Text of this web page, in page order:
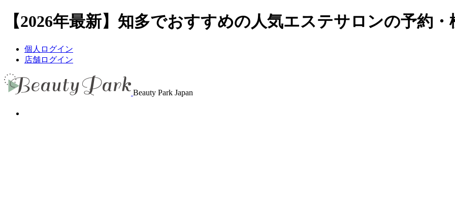
【2026年最新】知多でおすすめの人気エステサロンの予約
個人ログイン
店舗ログイン
Beauty Park Japan